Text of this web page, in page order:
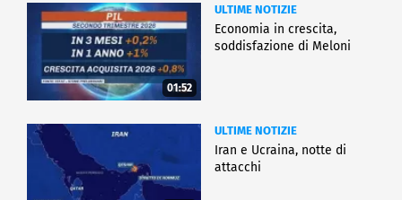
01:52
ULTIME NOTIZIE
Economia in crescita,
soddisfazione di Meloni
ULTIME NOTIZIE
Iran e Ucraina, notte di
attacchi